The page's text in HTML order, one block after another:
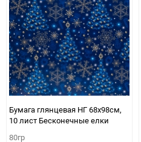
Бумага глянцевая НГ 68х98см,
10 лист Бесконечные елки
80гр